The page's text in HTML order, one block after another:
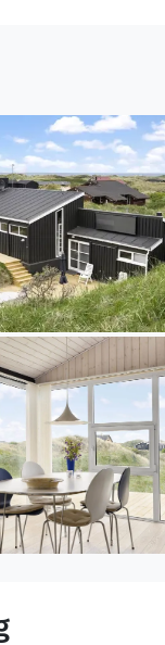
Moor, Dünen
in der
und
mit tollen